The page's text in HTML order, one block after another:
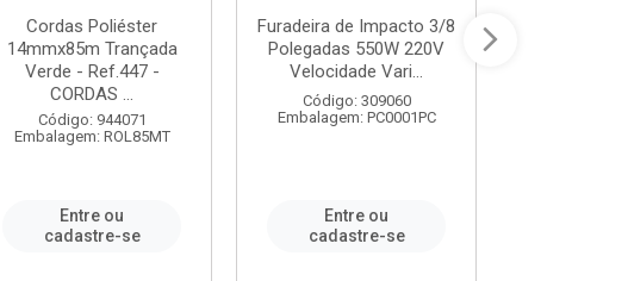
Cordas Poliéster
14mmx85m Trançada
Verde - Ref.447 -
CORDAS ...
Código: 944071
Embalagem: ROL85MT
Entre ou
cadastre-se
Furadeira de Impacto 3/8
Polegadas 550W 220V
Velocidade Vari...
Código: 309060
Embalagem: PC0001PC
Entre ou
cadastre-se